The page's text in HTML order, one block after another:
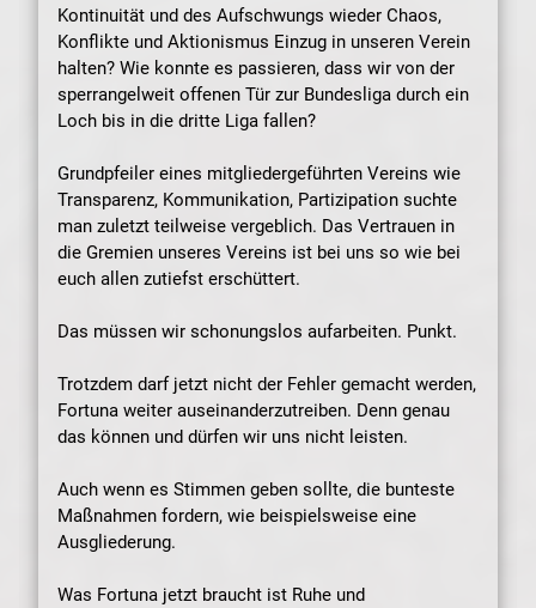
Kontinuität und des Aufschwungs wieder Chaos,
Konflikte und Aktionismus Einzug in unseren Verein
halten? Wie konnte es passieren, dass wir von der
sperrangelweit offenen Tür zur Bundesliga durch ein
Loch bis in die dritte Liga fallen?
Grundpfeiler eines mitgliedergeführten Vereins wie
Transparenz, Kommunikation, Partizipation suchte
man zuletzt teilweise vergeblich. Das Vertrauen in
die Gremien unseres Vereins ist bei uns so wie bei
euch allen zutiefst erschüttert.
Das müssen wir schonungslos aufarbeiten. Punkt.
Trotzdem darf jetzt nicht der Fehler gemacht werden,
Fortuna weiter auseinanderzutreiben. Denn genau
das können und dürfen wir uns nicht leisten.
Auch wenn es Stimmen geben sollte, die bunteste
Maßnahmen fordern, wie beispielsweise eine
Ausgliederung.
Was Fortuna jetzt braucht ist Ruhe und